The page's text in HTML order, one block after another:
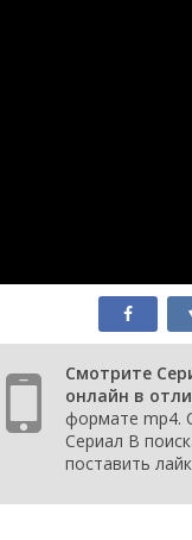
Смотрите
онлайн в
формате mp4.
Сериал В
поставить